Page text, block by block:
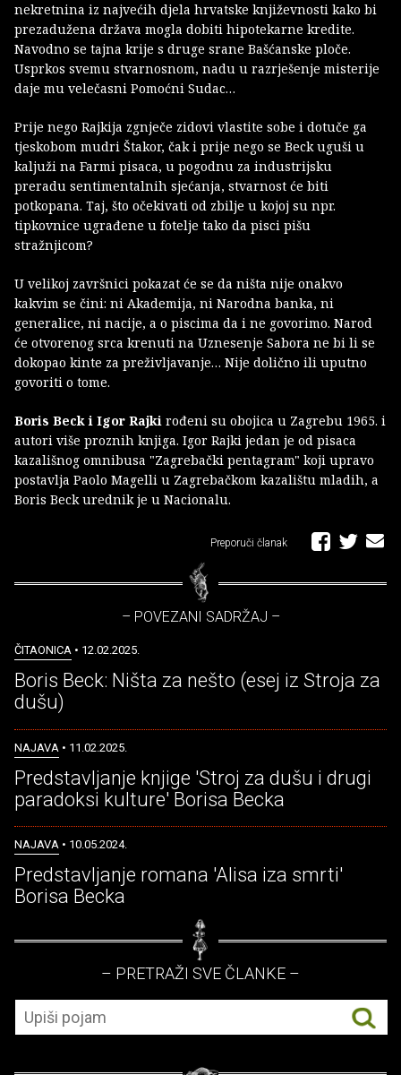
nekretnina iz najvećih djela hrvatske književnosti kako bi
prezadužena država mogla dobiti hipotekarne kredite.
Navodno se tajna krije s druge srane Bašćanske ploče.
Usprkos svemu stvarnosnom, nadu u razrješenje misterije
daje mu velečasni Pomoćni Sudac…
Prije nego Rajkija zgnječe zidovi vlastite sobe i dotuče ga
tjeskobom mudri Štakor, čak i prije nego se Beck uguši u
kaljuži na Farmi pisaca, u pogodnu za industrijsku
preradu sentimentalnih sjećanja, stvarnost će biti
potkopana. Taj, što očekivati od zbilje u kojoj su npr.
tipkovnice ugrađene u fotelje tako da pisci pišu
stražnjicom?
U velikoj završnici pokazat će se da ništa nije onakvo
kakvim se čini: ni Akademija, ni Narodna banka, ni
generalice, ni nacije, a o piscima da i ne govorimo. Narod
će otvorenog srca krenuti na Uznesenje Sabora ne bi li se
dokopao kinte za preživljavanje… Nije dolično ili uputno
govoriti o tome.
Boris Beck i Igor Rajki rođeni su obojica u Zagrebu 1965. i
autori više proznih knjiga. Igor Rajki jedan je od pisaca
kazališnog omnibusa "Zagrebački pentagram" koji upravo
postavlja Paolo Magelli u Zagrebačkom kazalištu mladih, a
Boris Beck urednik je u Nacionalu.
Preporuči članak
– POVEZANI SADRŽAJ –
ČITAONICA • 12.02.2025.
Boris Beck: Ništa za nešto (esej iz Stroja za
dušu)
NAJAVA • 11.02.2025.
Predstavljanje knjige 'Stroj za dušu i drugi
paradoksi kulture' Borisa Becka
NAJAVA • 10.05.2024.
Predstavljanje romana 'Alisa iza smrti'
Borisa Becka
– PRETRAŽI SVE ČLANKE –